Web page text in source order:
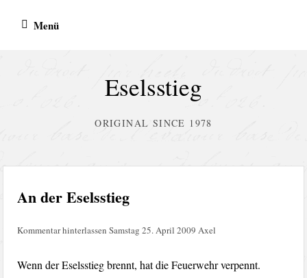
Inhalt Menü
Eselsstieg
ORIGINAL SINCE 1978
An der Eselsstieg
Kommentar hinterlassen Samstag 25. April 2009 Axel
Wenn der Eselsstieg brennt, hat die Feuerwehr verpennt.